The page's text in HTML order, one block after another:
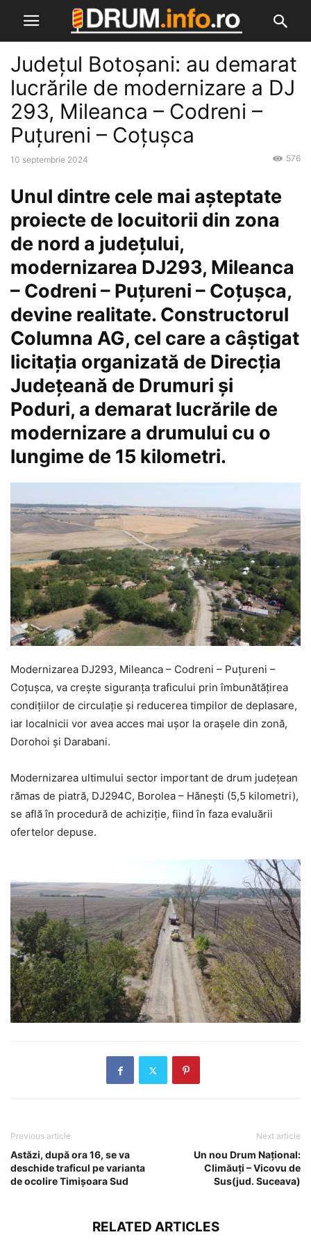
Județul Botoșani: au demarat
lucrările de modernizare a DJ
293, Mileanca – Codreni –
Puțureni – Coțușca
10 septembrie 2024 576
Unul dintre cele mai așteptate
proiecte de locuitorii din zona
de nord a județului,
modernizarea DJ293, Mileanca
– Codreni – Puțureni – Coțușca,
devine realitate. Constructorul
Columna AG, cel care a câștigat
licitația organizată de Direcția
Județeană de Drumuri și
Poduri, a demarat lucrările de
modernizare a drumului cu o
lungime de 15 kilometri.
Modernizarea DJ293, Mileanca – Codreni – Puțureni –
Coțușca, va crește siguranța traficului prin îmbunătățirea
condițiilor de circulație și reducerea timpilor de deplasare,
iar localnicii vor avea acces mai ușor la orașele din zonă,
Dorohoi și Darabani.
Modernizarea ultimului sector important de drum județean
rămas de piatră, DJ294C, Borolea – Hănești (5,5 kilometri),
se află în procedură de achiziție, fiind în faza evaluării
ofertelor depuse.
Previous article
Astăzi, după ora 16, se va
deschide traficul pe varianta
de ocolire Timișoara Sud
Next article
Un nou Drum Național:
Climăuți – Vicovu de
Sus(jud. Suceava)
RELATED ARTICLES